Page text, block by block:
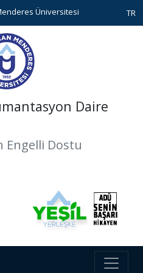
Üniversitesi TR
Daire
Engelli Dostu